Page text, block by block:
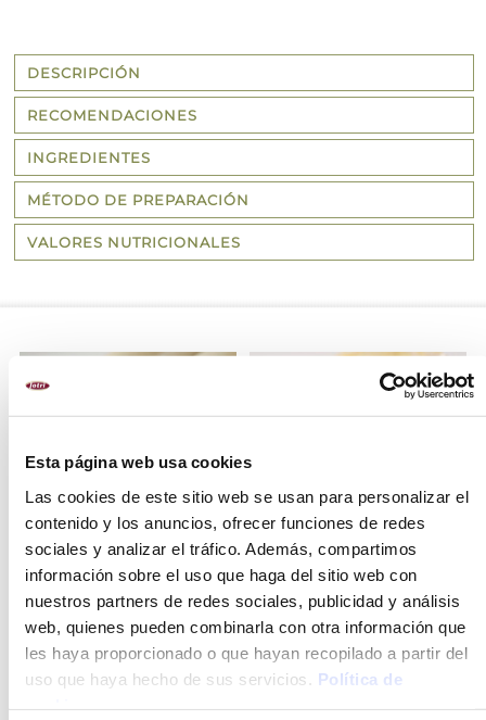
Esta página web usa cookies
Las cookies de este sitio web se usan para personalizar el
contenido y los anuncios, ofrecer funciones de redes
sociales y analizar el tráfico. Además, compartimos
información sobre el uso que haga del sitio web con
nuestros partners de redes sociales, publicidad y análisis
web, quienes pueden combinarla con otra información que
les haya proporcionado o que hayan recopilado a partir del
uso que haya hecho de sus servicios. Política de
DESCRIPCIÓN
RECOMENDACIONES
INGREDIENTES
MÉTODO DE PREPARACIÓN
VALORES NUTRICIONALES
CANELONES DE CARNE
SIN BECHAMEL
CANELONES DE CARNE
CON BECHAMEL Y
QUESO
OPCIÓN
FRESCO